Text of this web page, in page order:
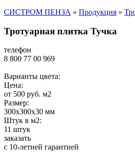
СИСТРОМ ПЕНЗА » Продукция »
Тротуарная плитка Тучка
телефон
8 800 77 00 969
Варианты цвета:
Цена:
от 500 руб. м2
Размер:
300х300х30 мм
Штук в м2:
11 штук
заказать
с 10-летней гарантией